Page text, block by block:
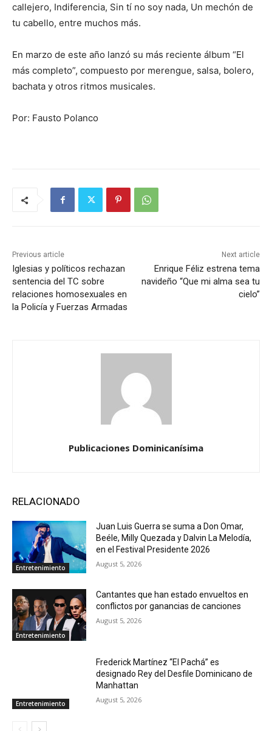
callejero, Indiferencia, Sin tí no soy nada, Un mechón de
tu cabello, entre muchos más.
En marzo de este año lanzó su más reciente álbum “El
más completo”, compuesto por merengue, salsa, bolero,
bachata y otros ritmos musicales.
Por: Fausto Polanco
Previous article
Iglesias y políticos rechazan
sentencia del TC sobre
relaciones homosexuales en
la Policía y Fuerzas Armadas
Next article
Enrique Féliz estrena tema
navideño “Que mi alma sea tu
cielo”
Publicaciones Dominicanísima
RELACIONADO
Entretenimiento
Juan Luis Guerra se suma a Don Omar,
Beéle, Milly Quezada y Dalvin La Melodía,
en el Festival Presidente 2026
August 5, 2026
Entretenimiento
Cantantes que han estado envueltos en
conflictos por ganancias de canciones
August 5, 2026
Entretenimiento
Frederick Martínez “El Pachá” es
designado Rey del Desfile Dominicano de
Manhattan
August 5, 2026